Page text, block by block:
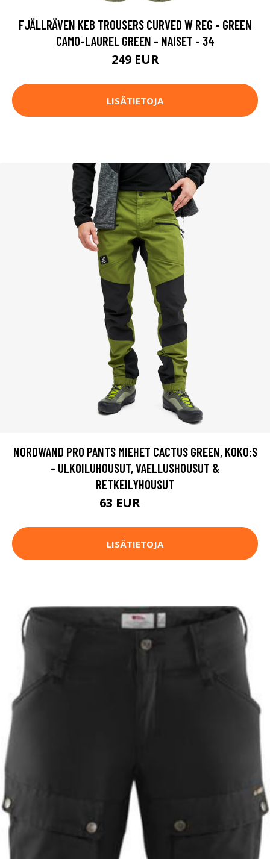
FJÄLLRÄVEN KEB TROUSERS CURVED W REG - GREEN
CAMO-LAUREL GREEN - NAISET - 34
249 EUR
LISÄTIETOJA
NORDWAND PRO PANTS MIEHET CACTUS GREEN, KOKO:S
- ULKOILUHOUSUT, VAELLUSHOUSUT &
RETKEILYHOUSUT
63 EUR
LISÄTIETOJA